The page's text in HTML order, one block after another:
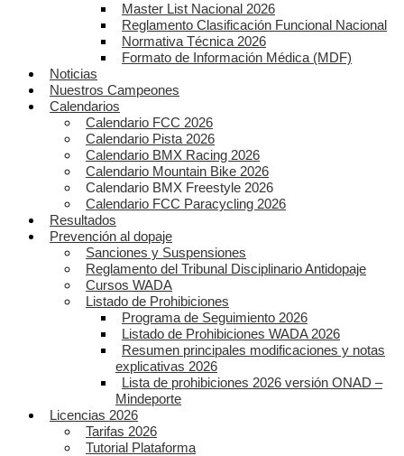
Master List Nacional 2026
Reglamento Clasificación Funcional Nacional
Normativa Técnica 2026
Formato de Información Médica (MDF)
Noticias
Nuestros Campeones
Calendarios
Calendario FCC 2026
Calendario Pista 2026
Calendario BMX Racing 2026
Calendario Mountain Bike 2026
Calendario BMX Freestyle 2026
Calendario FCC Paracycling 2026
Resultados
Prevención al dopaje
Sanciones y Suspensiones
Reglamento del Tribunal Disciplinario Antidopaje
Cursos WADA
Listado de Prohibiciones
Programa de Seguimiento 2026
Listado de Prohibiciones WADA 2026
Resumen principales modificaciones y notas
explicativas 2026
Lista de prohibiciones 2026 versión ONAD –
Mindeporte
Licencias 2026
Tarifas 2026
Tutorial Plataforma